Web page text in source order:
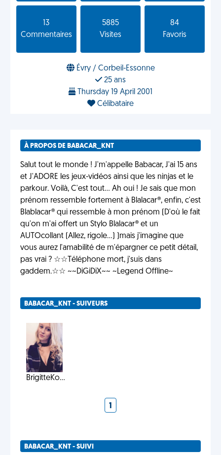
13
Commentaires
5885
Visites
84
Favoris
Évry / Corbeil-Essonne
25 ans
Thursday 19 April 2001
Célibataire
À PROPOS DE BABACAR_KNT
Salut tout le monde ! J'm'appelle Babacar, J'ai 15 ans
et J'ADORE les jeux-vidéos ainsi que les ninjas et le
parkour. Voilà, C'est tout... Ah oui ! Je sais que mon
prénom ressemble fortement à Blalacar®, enfin, c'est
Blablacar® qui ressemble à mon prénom (D'où le fait
qu'on m'ai offert un Stylo Blalacar® et un
AUTOcollant (Allez, rigole...) )mais j'imagine que
vous aurez l'amabilité de m'épargner ce petit détail,
pas vrai ? ☆☆Téléphone mort, j'suis dans
gaddem.☆☆ ~~DiGiDiX~~ ~Legend Offline~
BABACAR_KNT - SUIVEURS
BrigitteKo...
1
BABACAR_KNT - SUIVI